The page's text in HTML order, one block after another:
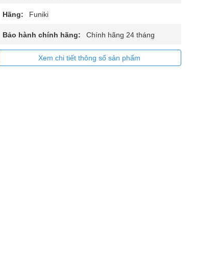
Hãng: Funiki
Bảo hành chính hãng: Chính hãng 24 tháng
Xem chi tiết thông số sản phẩm